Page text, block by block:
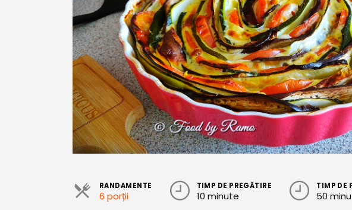
RANDAMENTE
6 porții
TIMP DE PREGĂTIRE
10 minute
TIMP DE
50